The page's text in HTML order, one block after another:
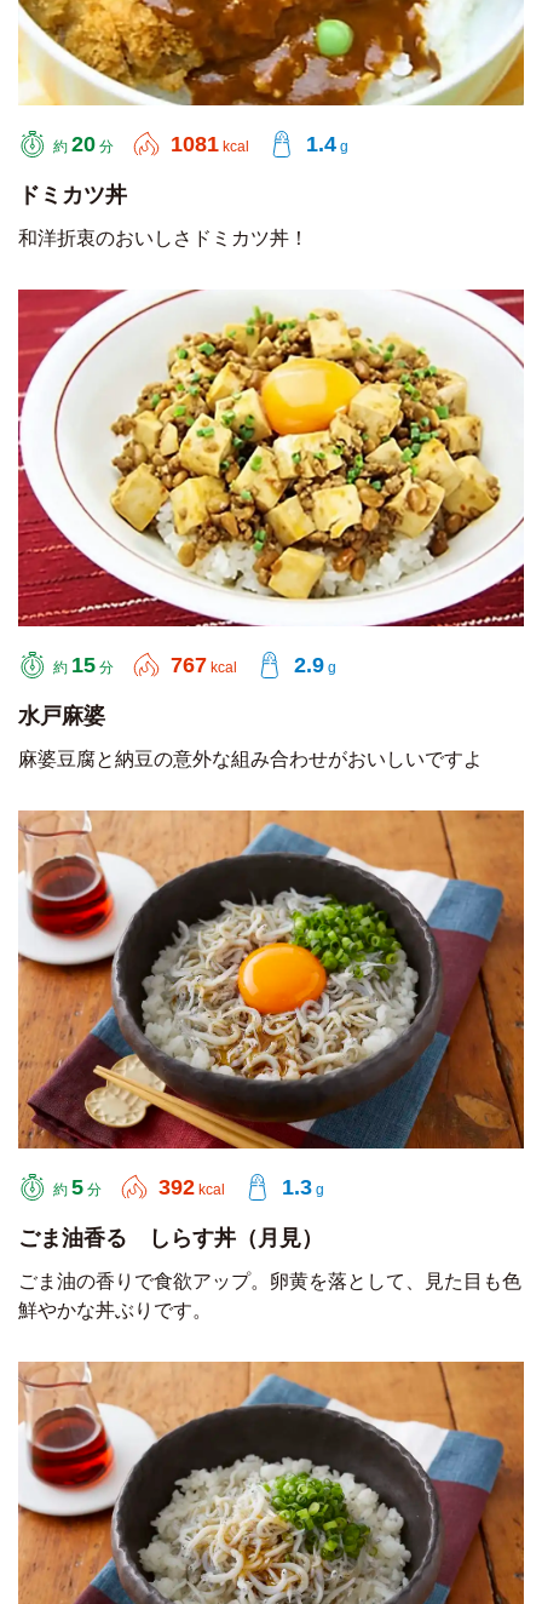
約 20 分 1081 kcal 1.4 g
ドミカツ丼
和洋折衷のおいしさドミカツ丼！
約 15 分 767 kcal 2.9 g
水戸麻婆
麻婆豆腐と納豆の意外な組み合わせがおいしいですよ
約 5 分 392 kcal 1.3 g
ごま油香る しらす丼（月見）
ごま油の香りで食欲アップ。卵黄を落として、見た目も色
鮮やかな丼ぶりです。